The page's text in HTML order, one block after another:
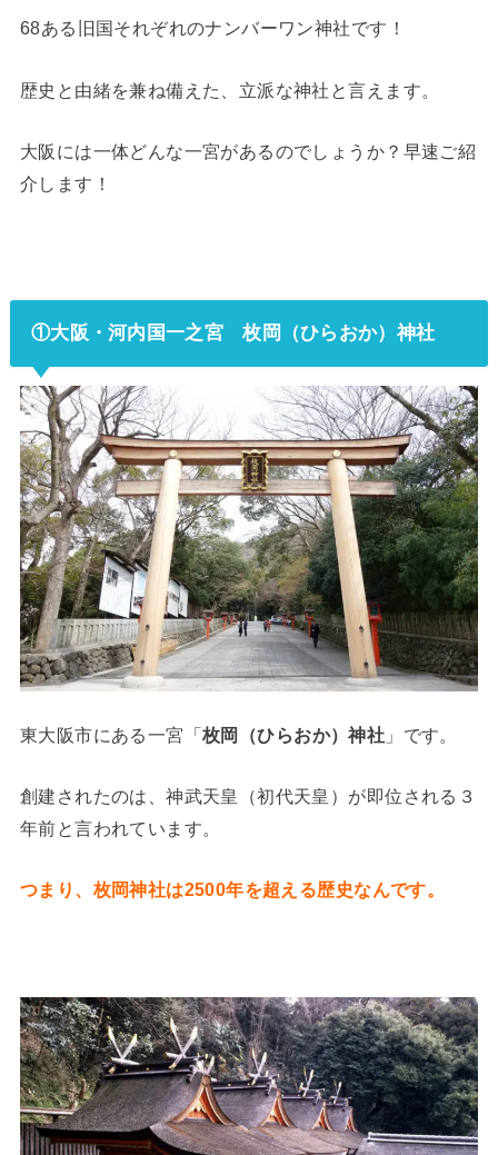
68ある旧国それぞれのナンバーワン神社です！
歴史と由緒を兼ね備えた、立派な神社と言えます。
大阪には一体どんな一宮があるのでしょうか？早速ご紹
介します！
①大阪・河内国一之宮 枚岡（ひらおか）神社
東大阪市にある一宮「枚岡（ひらおか）神社 」です。
創建されたのは、神武天皇（初代天皇）が即位される３
年前と言われています。
つまり、枚岡神社は2500年を超える歴史なんです。